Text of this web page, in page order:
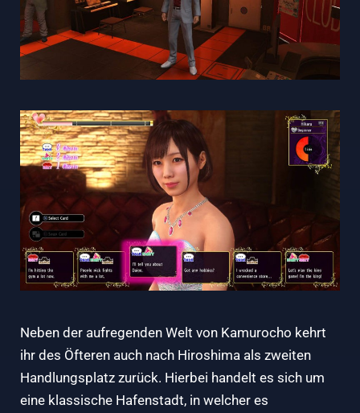
Neben der aufregenden Welt von Kamurocho kehrt
ihr des Öfteren auch nach Hiroshima als zweiten
Handlungsplatz zurück. Hierbei handelt es sich um
eine klassische Hafenstadt, in welcher es